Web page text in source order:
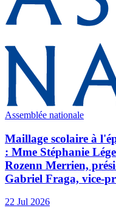
Assemblée nationale
Maillage scolaire à
: Mme Stéphanie
Rozenn Merrien,
Gabriel Fraga, vice-
22 Jul 2026